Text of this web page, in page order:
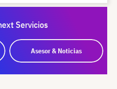
Servicios
Asesor & Noticias